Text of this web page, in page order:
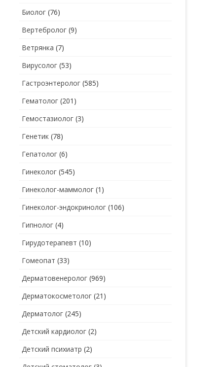
ЭНДОКРИНОЛОГ
Биолог (76)
Вертебролог (9)
Ветрянка (7)
Вирусолог (53)
Гастроэнтеролог (585)
Гематолог (201)
Гемостазиолог (3)
Генетик (78)
Гепатолог (6)
Гинеколог (545)
Гинеколог-маммолог (1)
Гинеколог-эндокринолог (106)
Гипнолог (4)
Гирудотерапевт (10)
Гомеопат (33)
Дерматовенеролог (969)
Дерматокосметолог (21)
Дерматолог (245)
Детский кардиолог (2)
Детский психиатр (2)